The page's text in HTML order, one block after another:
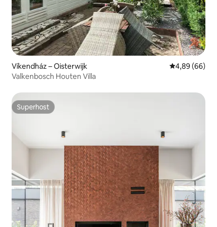
Víkendház – Oisterwijk Átlagos
4,89 (66)
Valkenbosch Houten Villa
Superhost
Superhost